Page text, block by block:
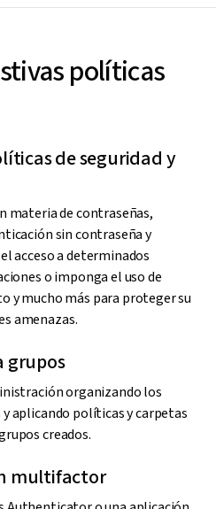
políticas
de seguridad y
materia de contraseñas,
sin contraseña y
acceso a determinados
o imponga el uso de
y mucho más para proteger su
amenazas.
grupos
organizando los
aplicando políticas y carpetas
creados.
multifactor